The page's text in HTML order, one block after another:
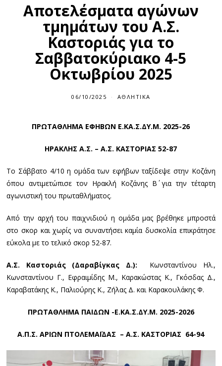
Αποτελέσματα αγώνων
τμημάτων του Α.Σ.
Καστοριάς για το
Σαββατοκύριακο 4-5
Οκτωβρίου 2025
06/10/2025 ΑΘΛΗΤΙΚΆ
ΠΡΩΤΑΘΛΗΜΑ ΕΦΗΒΩΝ Ε.ΚΑ.Σ.ΔΥ.Μ. 2025-26
ΗΡΑΚΛΗΣ Α.Σ. – Α.Σ. ΚΑΣΤΟΡΙΑΣ 52-87
Το Σάββατο 4/10 η ομάδα των εφήβων ταξίδεψε στην Κοζάνη
όπου αντιμετώπισε τον Ηρακλή Κοζάνης Β΄ για την τέταρτη
αγωνιστική του πρωταθλήματος.
Από την αρχή του παιχνιδιού η ομάδα μας βρέθηκε μπροστά
στο σκορ και χωρίς να συναντήσει καμία δυσκολία επικράτησε
εύκολα με το τελικό σκορ 52-87.
Α.Σ. Καστοριάς (Δαραβίγκας Δ.): Κωνσταντίνου Ηλ.,
Κωνσταντίνου Γ., Εφραιμίδης Μ., Καρακώστας Κ., Γκόσδας Δ.,
Καραβατάκης Κ., Παλιούρης Κ., Ζήλας Δ. και Καρακουλάκης Φ.
ΠΡΩΤΑΘΛΗΜΑ ΠΑΙΔΩΝ -Ε.ΚΑ.Σ.ΔΥ.Μ. 2025-2026
Α.Π.Σ. ΑΡΙΩΝ ΠΤΟΛΕΜΑΪΔΑΣ – Α.Σ. ΚΑΣΤΟΡΙΑΣ 64-94